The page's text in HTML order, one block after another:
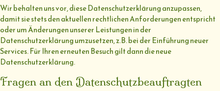
Wir behalten uns vor, diese Datenschutzerklärung anzupassen,
damit sie stets den aktuellen rechtlichen Anforderungen entspricht
oder um Änderungen unserer Leistungen in der
Datenschutzerklärung umzusetzen, z.B. bei der Einführung neuer
Services. Für Ihren erneuten Besuch gilt dann die neue
Datenschutzerklärung.
Fragen an den Datenschutzbeauftragten